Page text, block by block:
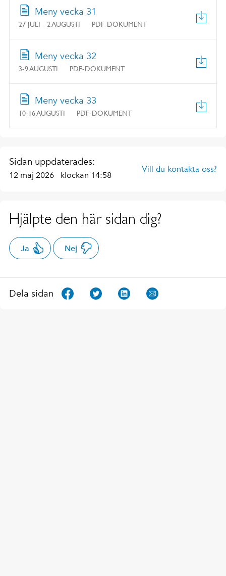
Meny vecka 31
27 JULI - 2 AUGUSTI PDF-DOKUMENT
Meny vecka 32
3-9 AUGUSTI PDF-DOKUMENT
Meny vecka 33
10-16 AUGUSTI PDF-DOKUMENT
Sidan uppdaterades:
12 maj 2026 klockan 14:58
Vill du kontakta oss?
Hjälpte den här sidan dig?
Ja Nej
Dela sidan